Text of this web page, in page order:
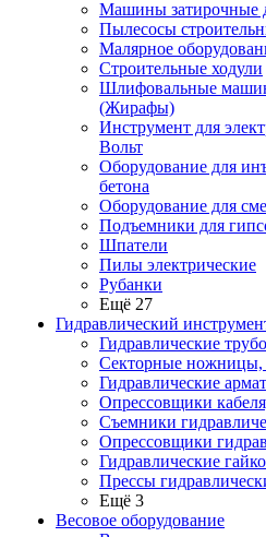
Машины затирочные
Пылесосы
Малярное
Строительные ходули
Шлифовальные
(Жирафы)
Инструмент для
Вольт
Оборудование для
бетона
Оборудование для
Подъемники для
Шпатели
Пилы электрические
Рубанки
Ещё 27
Гидравлический
Гидравлические
Секторные ножницы,
Гидравлические
Опрессовщики
Съемники
Опрессовщики
Гидравлические
Прессы
Ещё 3
Весовое оборудование